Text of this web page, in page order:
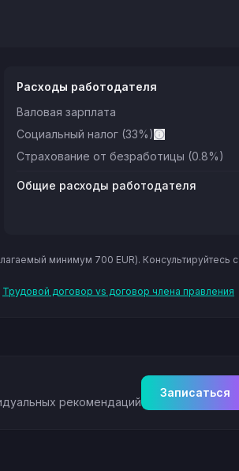
Расходы работодателя
Валовая зарплата
Социальный налог (33%)
Страхование от безработицы (0.8%)
Общие расходы работодателя
минимум 700 EUR).
Трудовой договор vs договор члена правления
рекомендаций
Записаться